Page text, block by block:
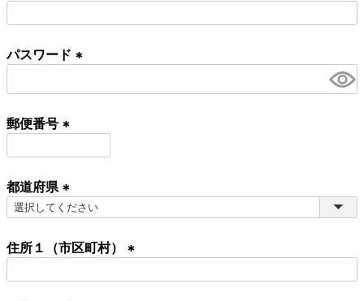
パスワード
必
)
郵便番号
須
)
都道府県
(
須
住所１（市区町村）